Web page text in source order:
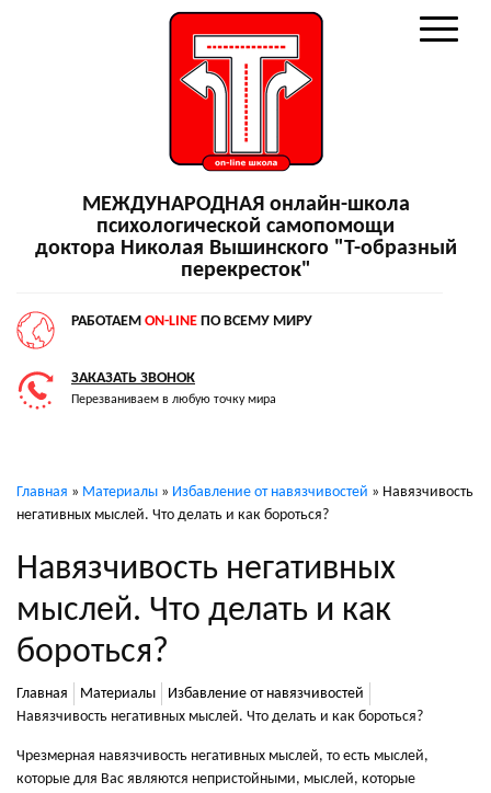
МЕЖДУНАРОДНАЯ онлайн-школа
психологической самопомощи
доктора Николая Вышинского "Т-образный
перекресток"
РАБОТАЕМ ON-LINE ПО ВСЕМУ МИРУ
ЗАКАЗАТЬ ЗВОНОК
Перезваниваем в любую точку мира
Главная » Материалы » Избавление от навязчивостей » Навязчивость
негативных мыслей. Что делать и как бороться?
Навязчивость негативных
мыслей. Что делать и как
бороться?
Главная Материалы
Избавление от навязчивостей
Навязчивость негативных мыслей. Что делать и как бороться?
Чрезмерная навязчивость негативных мыслей, то есть мыслей,
которые для Вас являются непристойными, мыслей, которые